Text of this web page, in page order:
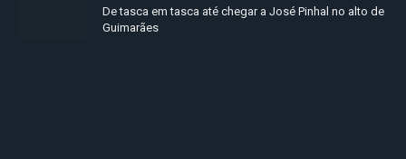
De tasca em tasca até chegar a José Pinhal no alto de
Guimarães